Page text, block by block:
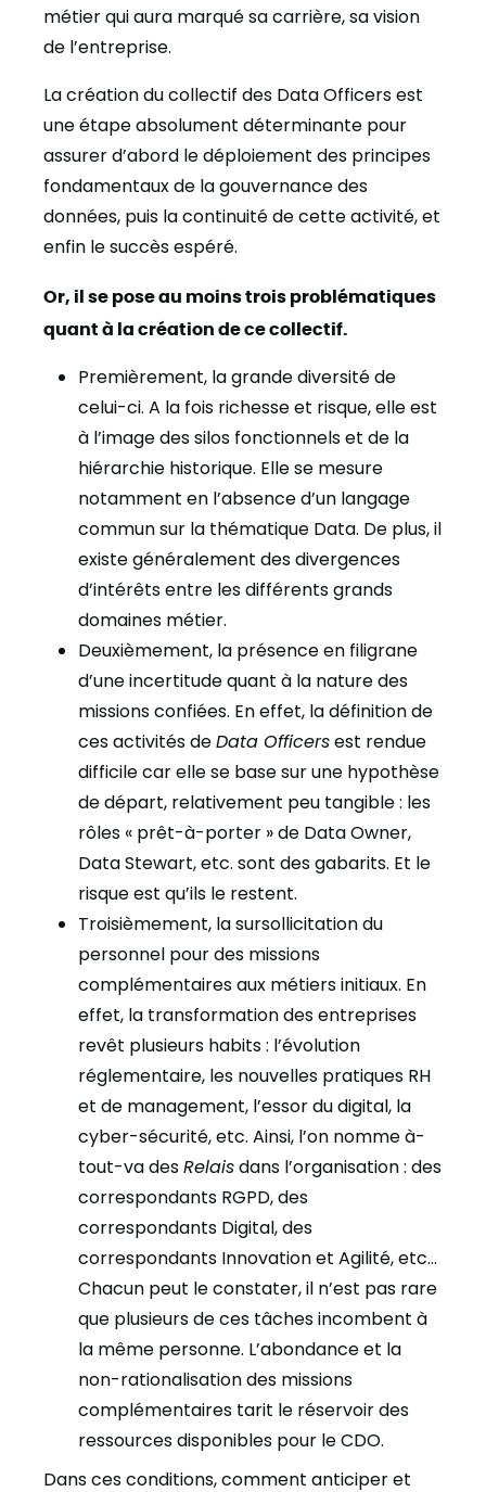
métier qui aura marqué sa carrière, sa vision
de l’entreprise.
La création du collectif des Data Officers est
une étape absolument déterminante pour
assurer d’abord le déploiement des principes
fondamentaux de la gouvernance des
données, puis la continuité de cette activité, et
enfin le succès espéré.
Or, il se pose au moins trois problématiques
quant à la création de ce collectif.
Premièrement, la grande diversité de
celui-ci. A la fois richesse et risque, elle est
à l’image des silos fonctionnels et de la
hiérarchie historique. Elle se mesure
notamment en l’absence d’un langage
commun sur la thématique Data. De plus, il
existe généralement des divergences
d’intérêts entre les différents grands
domaines métier.
Deuxièmement, la présence en filigrane
d’une incertitude quant à la nature des
missions confiées. En effet, la définition de
ces activités deData Officersest rendue
difficile car elle se base sur une hypothèse
de départ, relativement peu tangible : les
rôles « prêt-à-porter » de Data Owner,
Data Stewart, etc. sont des gabarits. Et le
risque est qu’ils le restent.
Troisièmement, la sursollicitation du
personnel pour des missions
complémentaires aux métiers initiaux. En
effet, la transformation des entreprises
revêt plusieurs habits : l’évolution
réglementaire, les nouvelles pratiques RH
et de management, l’essor du digital, la
cyber-sécurité, etc. Ainsi, l’on nomme à-
tout-va desRelaisdans l’organisation : des
correspondants RGPD, des
correspondants Digital, des
correspondants Innovation et Agilité, etc…
Chacun peut le constater, il n’est pas rare
que plusieurs de ces tâches incombent à
la même personne. L’abondance et la
non-rationalisation des missions
complémentaires tarit le réservoir des
ressources disponibles pour le CDO.
Dans ces conditions, comment anticiper et